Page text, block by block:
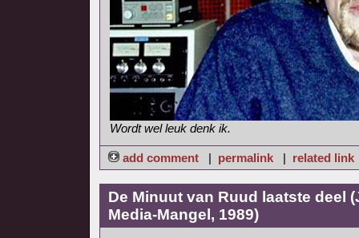
Wordt wel leuk denk ik.
add comment | permalink| related link
De Minuut van Ruud laatste deel
Media-Mangel, 1989)